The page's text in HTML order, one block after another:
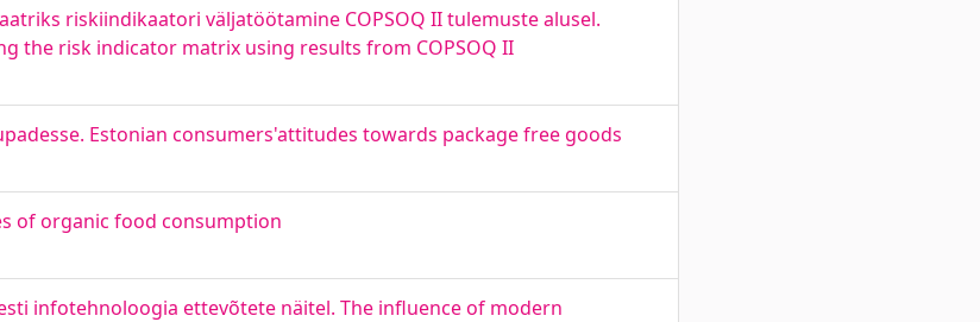
riskiindikaatori väljatöötamine COPSOQ II tulemuste alusel.
the risk indicator matrix using results from COPSOQ II
Estonian consumers'attitudes towards package free goods
of organic food consumption
infotehnoloogia ettevõtete näitel. The influence of modern